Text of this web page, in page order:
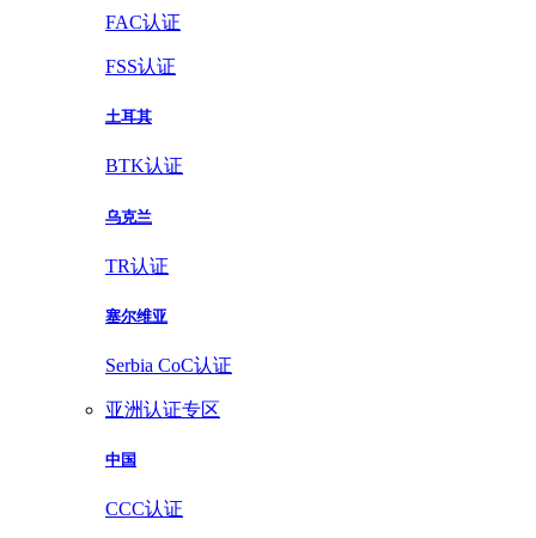
FAC认证
FSS认证
土耳其
BTK认证
乌克兰
TR认证
塞尔维亚
Serbia CoC认证
亚洲认证专区
中国
CCC认证